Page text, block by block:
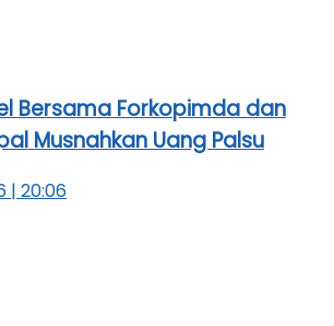
Bersama Forkopimda dan
Musnahkan Uang Palsu
| 20:06